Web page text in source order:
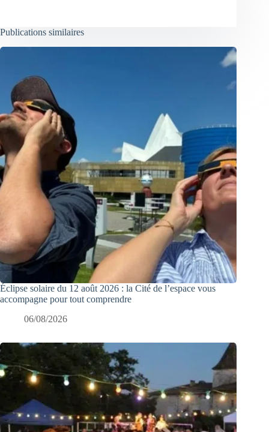
Publications similaires
Éclipse solaire du 12 août 2026 : la Cité de l’espace vous
accompagne pour tout comprendre
06/08/2026